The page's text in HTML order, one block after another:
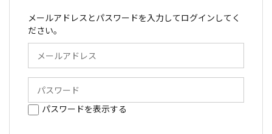
メールアドレスとパスワードを入力してログインしてく
ださい。
パスワードを表示する